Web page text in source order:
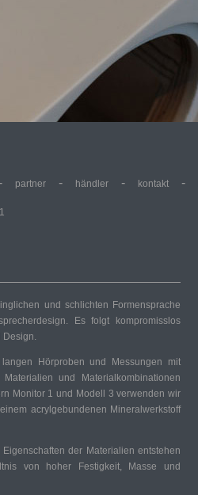
partner - händler - kontakt -
und schlichten Formensprache
Es folgt kompromisslos
Design.
Hörproben und Messungen mit
und Materialkombinationen
Monitor 1 und Modell 3 verwenden wir
acrylgebundenen Mineralwerkstoff
der Materialien entstehen
von hoher Festigkeit, Masse und